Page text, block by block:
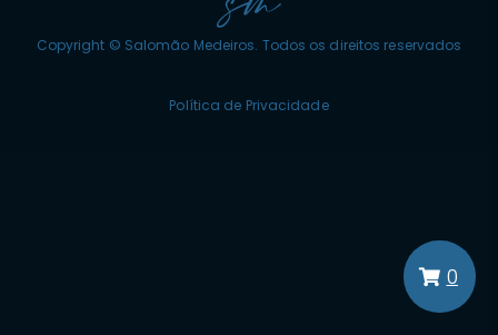
Copyright © Salomão Medeiros. Todos os direitos reservados
Política de Privacidade
0